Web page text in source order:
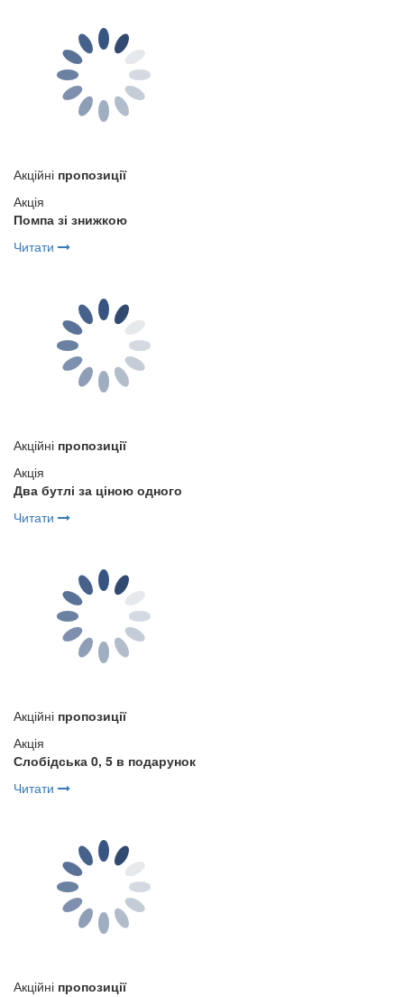
Акційні пропозиції
Акція
Помпа зі знижкою
Читати
Акційні пропозиції
Акція
Два бутлі за ціною одного
Читати
Акційні пропозиції
Акція
Слобідська 0, 5 в подарунок
Читати
Акційні пропозиції